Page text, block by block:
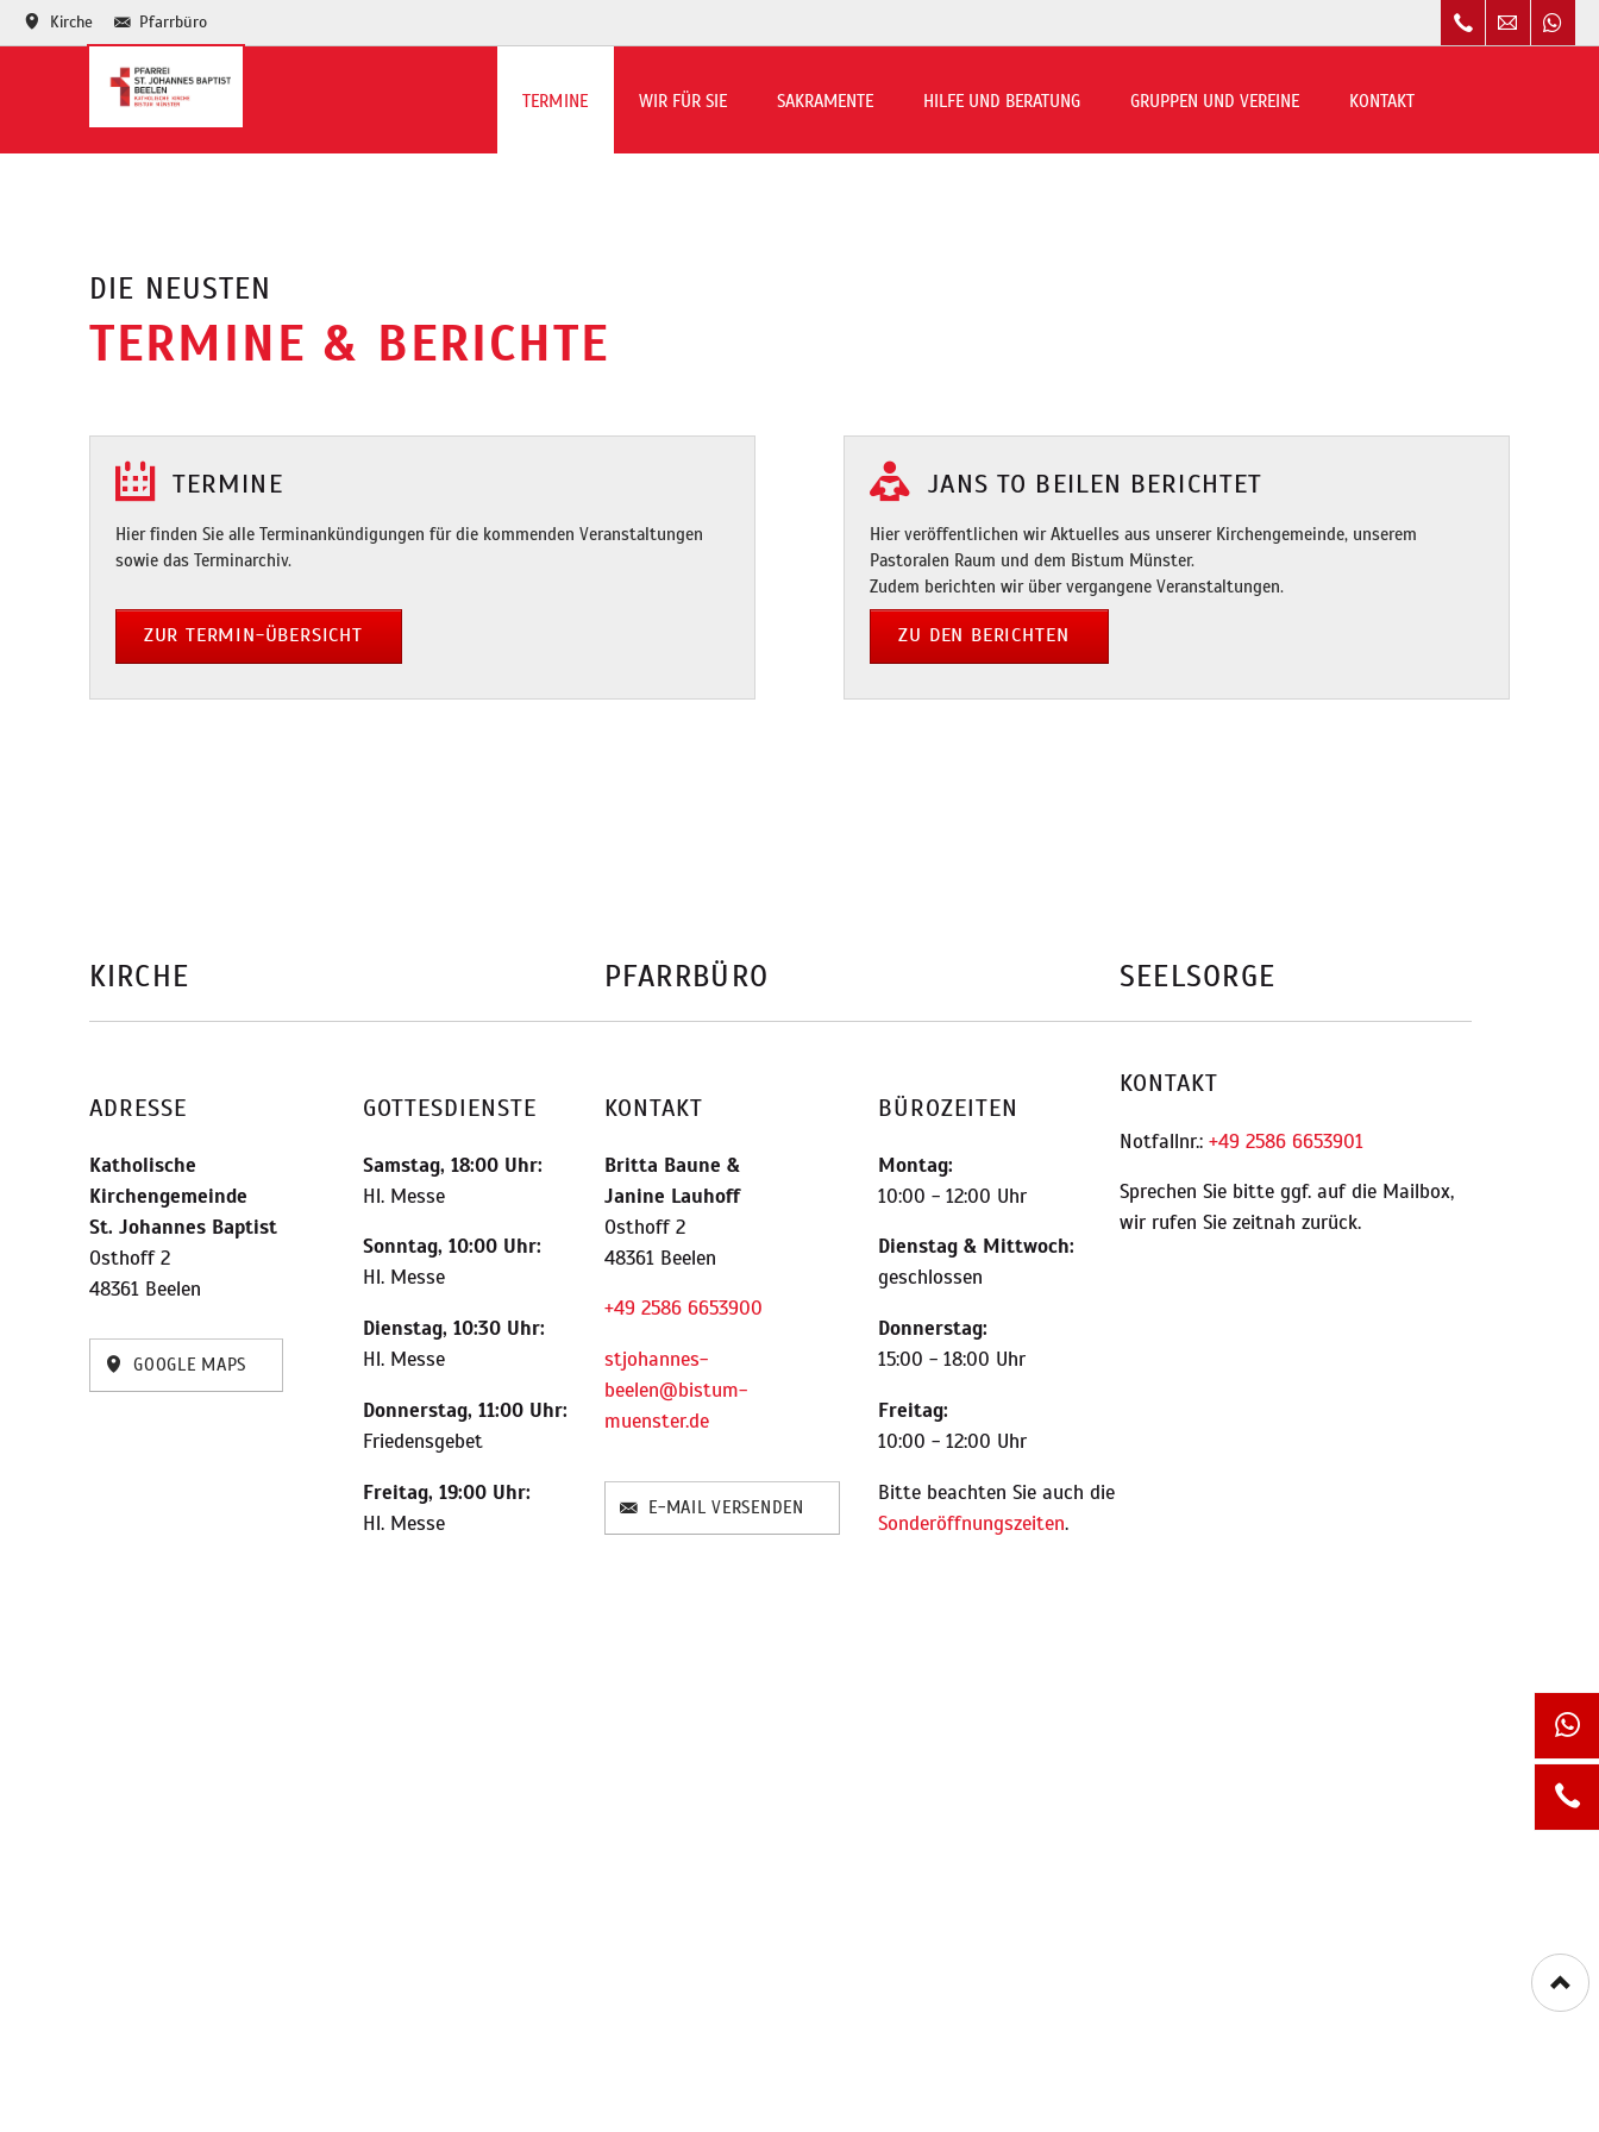
Kirche Pfarrbüro
TERMINE WIR FÜR SIE SAKRAMENTE HILFE UND BERATUNG GRUPPEN UND VEREINE KONTAKT
DIE NEUSTEN
TERMINE & BERICHTE
TERMINE
Hier finden Sie alle Terminankündigungen für die kommenden Veranstaltungen
sowie das Terminarchiv.
ZUR TERMIN-ÜBERSICHT
JANS TO BEILEN BERICHTET
Hier veröffentlichen wir Aktuelles aus unserer Kirchengemeinde, unserem
Pastoralen Raum und dem Bistum Münster.
Zudem berichten wir über vergangene Veranstaltungen.
ZU DEN BERICHTEN
KIRCHE
ADRESSE
Katholische
Kirchengemeinde
St. Johannes Baptist
Osthoff 2
48361 Beelen
GOOGLE MAPS
GOTTESDIENSTE
Samstag, 18:00 Uhr:
Hl. Messe
Sonntag, 10:00 Uhr:
Hl. Messe
Dienstag, 10:30 Uhr:
Hl. Messe
Donnerstag, 11:00 Uhr:
Friedensgebet
Freitag, 19:00 Uhr:
Hl. Messe
PFARRBÜRO
KONTAKT
Britta Baune &
Janine Lauhoff
Osthoff 2
48361 Beelen
+49 2586 6653900
stjohannes-
beelen@bistum-
muenster.de
E-MAIL VERSENDEN
BÜROZEITEN
Montag:
10:00 - 12:00 Uhr
Dienstag & Mittwoch:
geschlossen
Donnerstag:
15:00 - 18:00 Uhr
Freitag:
10:00 - 12:00 Uhr
Bitte beachten Sie auch die
Sonderöffnungszeiten.
SEELSORGE
KONTAKT
Notfallnr.: +49 2586 6653901
Sprechen Sie bitte ggf. auf die Mailbox,
wir rufen Sie zeitnah zurück.